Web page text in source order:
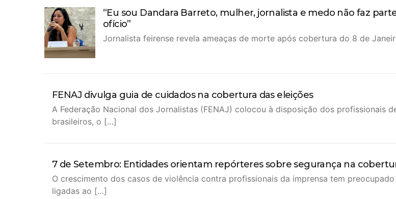
“Eu sou Dandara Barreto, mulher, jornalista e medo não faz
ofício”
Jornalista feirense revela ameaças de morte após cobertura do 8 de
FENAJ divulga guia de cuidados na cobertura das eleições
A Federação Nacional dos Jornalistas (FENAJ) colocou à disposição dos profissionais
brasileiros, o […]
7 de Setembro: Entidades orientam repórteres sobre segurança na
O crescimento dos casos de violência contra profissionais da imprensa tem
ligadas ao […]